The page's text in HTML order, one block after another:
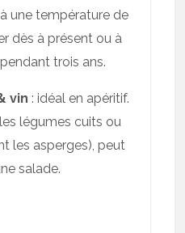
une température de
dès à présent ou à
trois ans.
vin : idéal en apéritif.
légumes cuits ou
les asperges), peut
salade.